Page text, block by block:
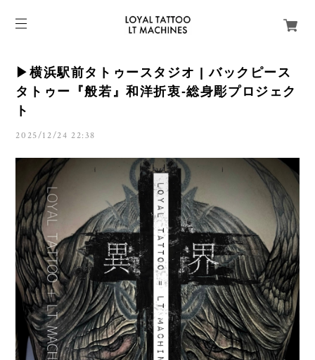
▶︎横浜駅前タトゥースタジオ | バックピース
タトゥー『般若』和洋折衷-総身彫プロジェク
ト
2025/12/24 22:38